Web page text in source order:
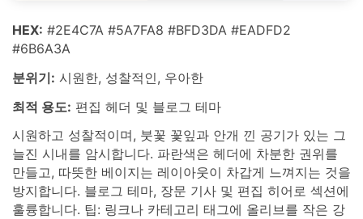
HEX: #2E4C7A #5A7FA8 #BFD3DA #EADFD2
#6B6A3A
분위기: 시원한, 성찰적인, 우아한
최적 용도: 편집 헤더 및 블로그 테마
시원하고 성찰적이며, 붓꽃 꽃잎과 안개 낀 공기가 있는 그
늘진 시내를 암시합니다. 파란색은 헤더에 차분한 권위를
만들고, 따뜻한 베이지는 레이아웃이 차갑게 느껴지는 것을
방지합니다. 블로그 테마, 장문 기사 및 편집 히어로 섹션에
훌륭합니다. 팁: 링크나 카테고리 태그에 올리브를 작은 강